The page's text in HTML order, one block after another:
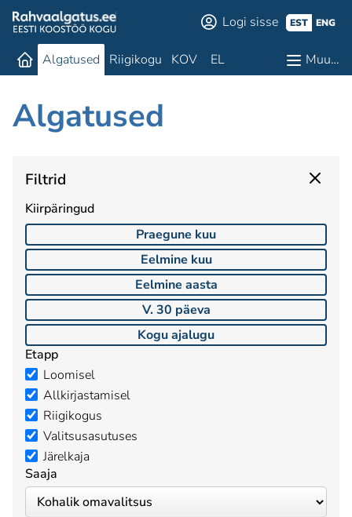
Logi sisse EST ENG
Algatused Riigikogu KOV EL Muu…
Algatused
Filtrid
Kiirpäringud
Praegune kuu
Eelmine kuu
Eelmine aasta
V. 30 päeva
Kogu ajalugu
Etapp
Loomisel
Allkirjastamisel
Riigikogus
Valitsusasutuses
Järelkaja
Saaja